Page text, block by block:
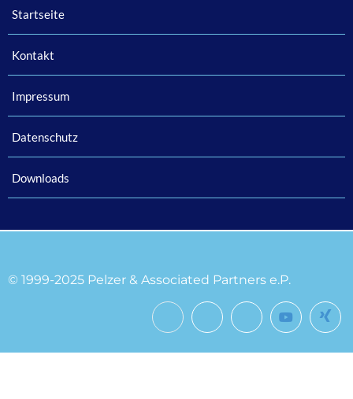
Startseite
Kontakt
Impressum
Datenschutz
Downloads
© 1999-2025 Pelzer & Associated Partners e.P.